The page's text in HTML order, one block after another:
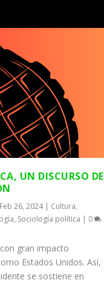
UN DISCURSO DE
Feb 26, 2024| Cultura,
, Sociología política | 0
gran impacto
Estados Unidos. Así,
se sostiene en